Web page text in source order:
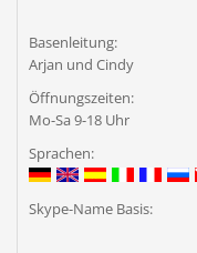
Basenleitung:
Arjan und Cindy
Öffnungszeiten:
Mo-Sa 9-18 Uhr
Sprachen:
Skype-Name Basis: